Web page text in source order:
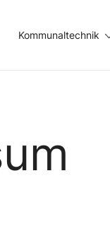
Kommunaltechnik